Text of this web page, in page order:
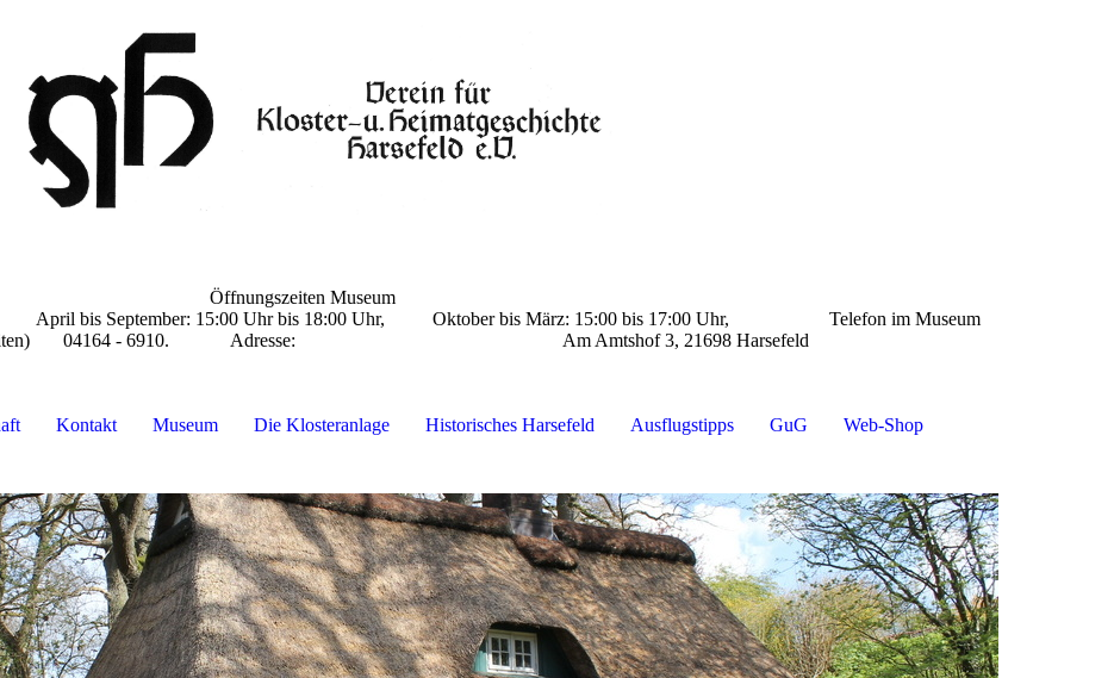
Öffnungszeiten Museum
15:00 Uhr bis 18:00 Uhr, Oktober bis März: 15:00 bis 17:00 Uhr, Telefon im Museum
04164 - 6910. Adresse: Am Amtshof 3, 21698 Harsefeld
Kontakt Museum Die Klosteranlage Historisches Harsefeld Ausflugstipps GuG Web-Shop